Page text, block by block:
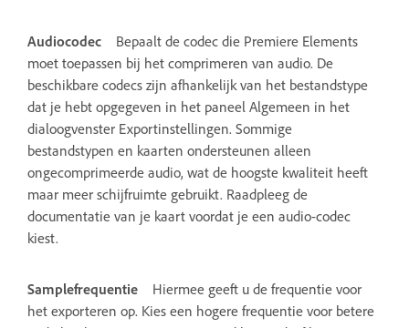
Audiocodec
Bepaalt de codec die Premiere Elements
moet toepassen bij het comprimeren van audio. De
beschikbare codecs zijn afhankelijk van het bestandstype
dat je hebt opgegeven in het paneel Algemeen in het
dialoogvenster Exportinstellingen. Sommige
bestandstypen en kaarten ondersteunen alleen
ongecomprimeerde audio, wat de hoogste kwaliteit heeft
maar meer schijfruimte gebruikt. Raadpleeg de
documentatie van je kaart voordat je een audio-codec
kiest.
Samplefrequentie
Hiermee geeft u de frequentie voor
het exporteren op. Kies een hogere frequentie voor betere